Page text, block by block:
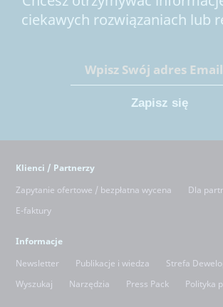
ciekawych rozwiązaniach lub
Klienci / Partnerzy
Zapytanie ofertowe / bezpłatna wycena
Dla
E-faktury
Informacje
Newsletter
Publikacje i wiedza Strefa
Wyszukaj
Narzędzia Press Pack Polityka